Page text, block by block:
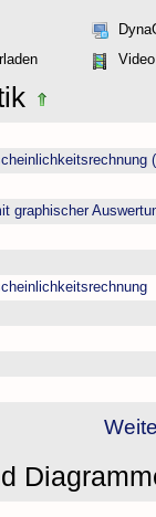
Video
graphischer